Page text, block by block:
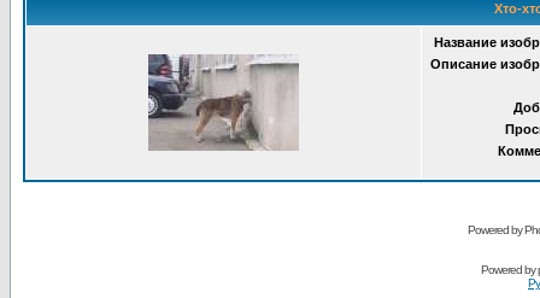
Хто-
Название
Описание
Powered by
Powered by